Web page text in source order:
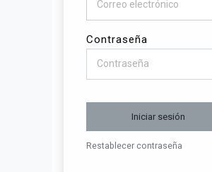
Contraseña
Iniciar sesión
Restablecer contraseña